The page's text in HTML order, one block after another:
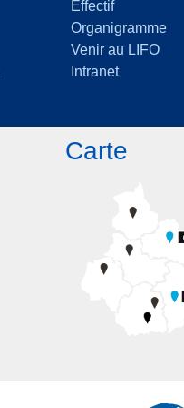
Effectif
Organigramme
Venir au LIFO
Intranet
Carte